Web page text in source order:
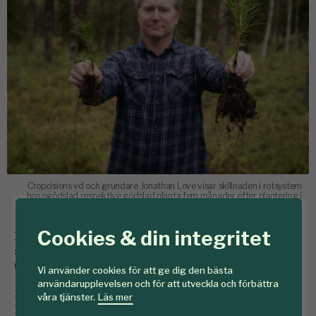
Cookies & din integritet
Vi använder cookies för att ge dig den bästa
användarupplevelsen och för att utveckla och förbättra
våra tjänster. Läs mer
Cropcisions vd och grundare Jonathan Love visar skillnaden i rotsystem
hos ogödslad respektive gödslad planta fem månader efter plantering i
Bakom den nya metoden står Cropcision, ett företag
som grundades 2022 med rötter i forskning vid Umeå
universitet och SLU.
Men det började med att Jonathan Love tog en
löprunda i byn Bjännsjö utanför Umeå och såg en